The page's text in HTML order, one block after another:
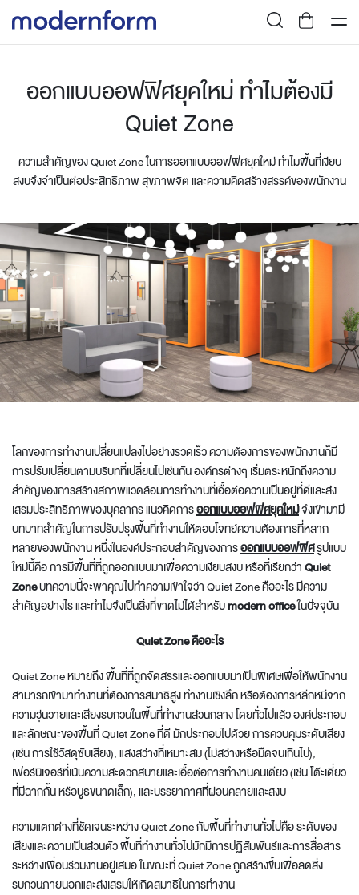
ออกแบบออฟฟิศยุคใหม่ ทำไมต้องมี
Quiet Zone
ความสำคัญของ Quiet Zone ในการออกแบบออฟฟิศยุคใหม่ ทำไมพื้นที่เงียบ
สงบจึงจำเป็นต่อประสิทธิภาพ สุขภาพจิต และความคิดสร้างสรรค์ของพนักงาน
โลกของการทำงานเปลี่ยนแปลงไปอย่างรวดเร็ว ความต้องการของพนักงานก็มี
การปรับเปลี่ยนตามบริบทที่เปลี่ยนไปเช่นกัน องค์กรต่างๆ เริ่มตระหนักถึงความ
สำคัญของการสร้างสภาพแวดล้อมการทำงานที่เอื้อต่อความเป็นอยู่ที่ดีและส่ง
เสริมประสิทธิภาพของบุคลากร แนวคิดการออกแบบออฟฟิศยุคใหม่จึงเข้ามามี
บทบาทสำคัญในการปรับปรุงพื้นที่ทำงานให้ตอบโจทย์ความต้องการที่หลาก
หลายของพนักงาน หนึ่งในองค์ประกอบสำคัญของการออกแบบออฟฟิศรูปแบบ
ใหม่นี้คือ การมีพื้นที่ที่ถูกออกแบบมาเพื่อความเงียบสงบ หรือที่เรียกว่าQuiet
Zoneบทความนี้จะพาคุณไปทำความเข้าใจว่า Quiet Zone คืออะไร มีความ
สำคัญอย่างไร และทำไมจึงเป็นสิ่งที่ขาดไม่ได้สำหรับmodern officeในปัจจุบัน
Quiet Zone คืออะไร
Quiet Zone หมายถึง พื้นที่ที่ถูกจัดสรรและออกแบบมาเป็นพิเศษเพื่อให้พนักงาน
สามารถเข้ามาทำงานที่ต้องการสมาธิสูง ทำงานเชิงลึก หรือต้องการหลีกหนีจาก
ความวุ่นวายและเสียงรบกวนในพื้นที่ทำงานส่วนกลาง โดยทั่วไปแล้ว องค์ประกอบ
และลักษณะของพื้นที่ Quiet Zone ที่ดี มักประกอบไปด้วย การควบคุมระดับเสียง
(เช่น การใช้วัสดุซับเสียง), แสงสว่างที่เหมาะสม (ไม่สว่างหรือมืดจนเกินไป),
เฟอร์นิเจอร์ที่เน้นความสะดวกสบายและเอื้อต่อการทำงานคนเดียว (เช่น โต๊ะเดี่ยว
ที่มีฉากกั้น หรือบูธขนาดเล็ก), และบรรยากาศที่ผ่อนคลายและสงบ
ความแตกต่างที่ชัดเจนระหว่าง Quiet Zone กับพื้นที่ทำงานทั่วไปคือ ระดับของ
เสียงและความเป็นส่วนตัว พื้นที่ทำงานทั่วไปมักมีการปฏิสัมพันธ์และการสื่อสาร
ระหว่างเพื่อนร่วมงานอยู่เสมอ ในขณะที่ Quiet Zone ถูกสร้างขึ้นเพื่อลดสิ่ง
รบกวนภายนอกและส่งเสริมให้เกิดสมาธิในการทำงาน